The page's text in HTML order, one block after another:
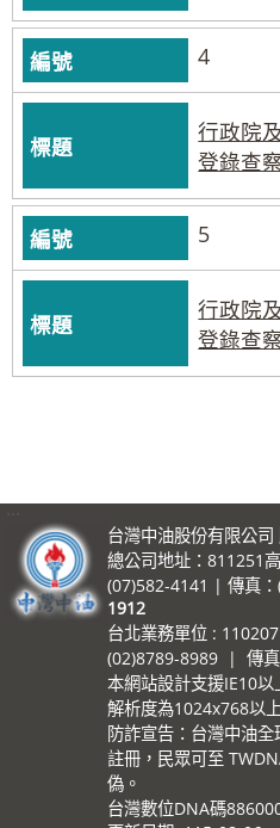
4
行政院
登錄查
5
行政院
登錄查
台灣中油股份有限公司
總公司地址：811251
(07)582-4141 | 傳真
1912
台北業務單位 :
(02)8789-8989 | 傳
本網站設計支援IE10
解析度為1024x768以上
防詐宣告：台灣中油
註冊，民眾可至
偽。
台灣數位DNA碼